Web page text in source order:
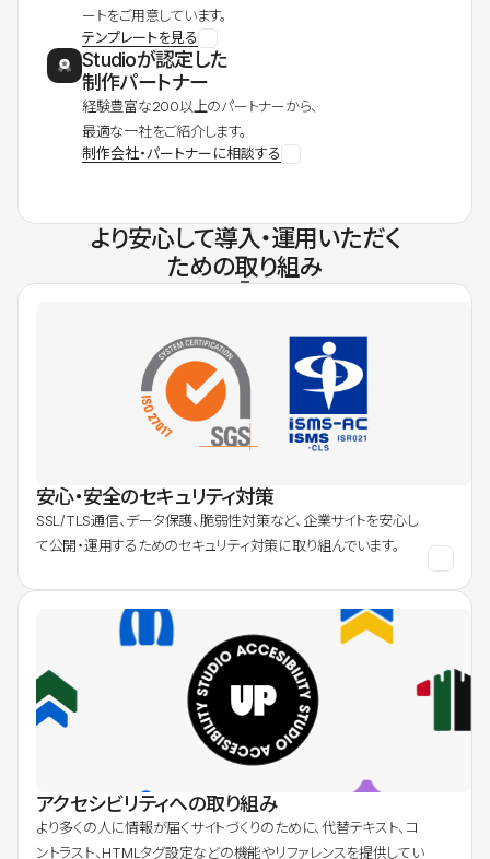
ートをご用意しています。
テンプレートを見る
Studioが認定した
制作パートナー
経験豊富な200以上のパートナーから、
最適な一社をご紹介します。
制作会社・パートナーに相談する
より安心して導入・運用いただく
ための取り組み
安心・安全のセキュリティ対策
SSL/TLS通信、データ保護、脆弱性対策など、企業サイトを安心し
て公開・運用するためのセキュリティ対策に取り組んでいます。
アクセシビリティへの取り組み
より多くの人に情報が届くサイトづくりのために、代替テキスト、コ
ントラスト、HTMLタグ設定などの機能やリファレンスを提供してい